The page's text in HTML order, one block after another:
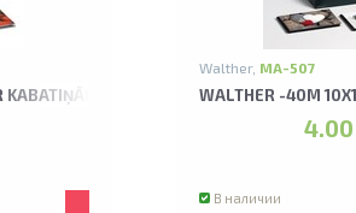
6 KRĀSAS ASORTI HEARTS II
Walther, MA-507
WALTHER -40M
В наличии